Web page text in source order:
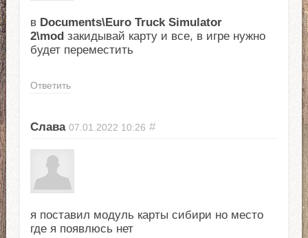
в Documents\Euro Truck Simulator
2\mod закидывай карту и все, в игре нужно
будет переместить
Ответить
Слава 07.01.2022 10:26 #
я поставил модуль карты сибири но место
где я появлюсь нет